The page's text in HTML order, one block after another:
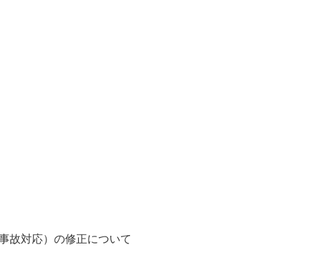
故対応）の修正について